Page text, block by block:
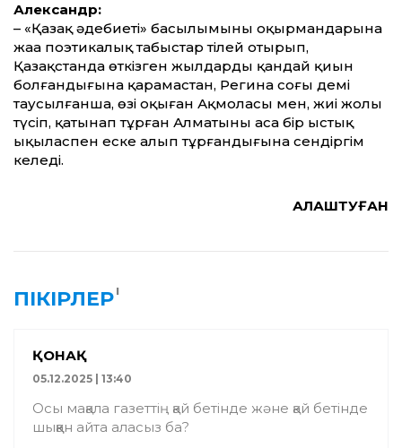
Александр:
– «Қазақ әдебиеті» басылымының оқырмандарына
жаңа поэтикалық табыстар тілей отырып,
Қазақстанда өткізген жылдардың қандай қиын
болғандығына қарамастан, Регина соңғы демі
таусылғанша, өзі оқыған Ақмоласы мен, жиі жолы
түсіп, қатынап тұрған Алматыны аса бір ыстық
ықыласпен еске алып тұрғандығына сендіргім
келеді.
АЛАШТУҒАН
ПІКІРЛЕР1
ҚОНАҚ
05.12.2025 | 13:40
Осы мақала газеттің қай бетінде және қай бетінде
шыққан айта аласыз ба?